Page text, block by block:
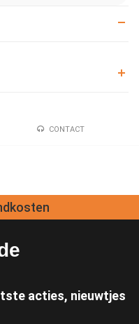
CONTACT
acties, nieuwtjes